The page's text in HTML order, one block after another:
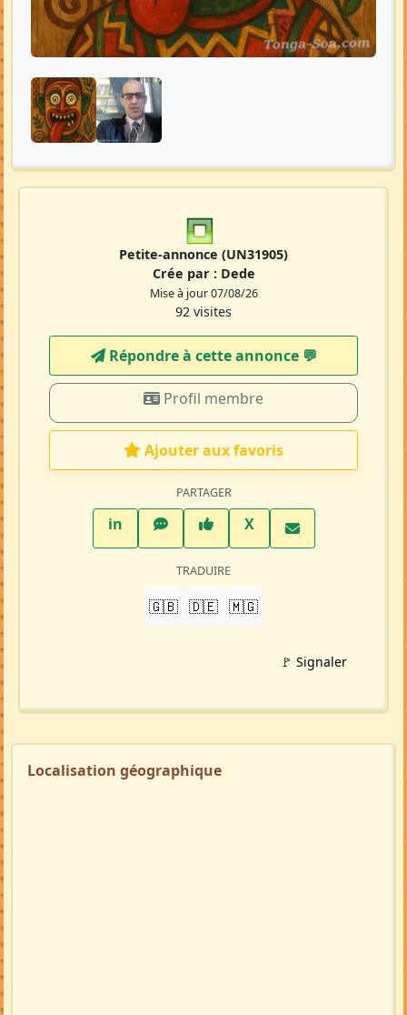
Petite-annonce (UN31905)
Crée par : Dede
Mise à jour 07/08/26
92 visites
Répondre à cette annonce 💬​
Profil membre
Ajouter aux favoris
PARTAGER
inLinkedInWhatsAppFacebook
XTwitter X
TRADUIRE
🇬🇧 🇩🇪 🇲🇬
🚩 Signaler
Localisation géographique